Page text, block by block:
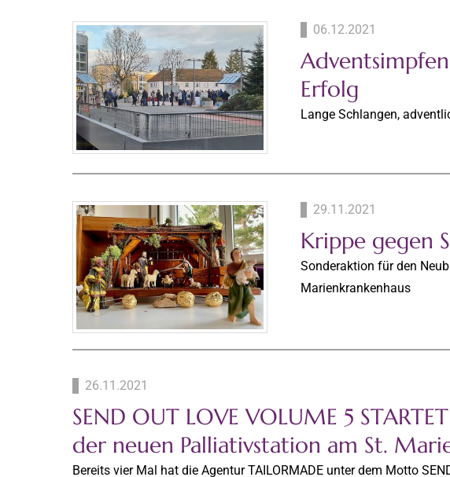
06.12.2021
Erfolg
Lange Schlangen,
29.11.2021
Krippe gegen
Sonderaktion für den
Marienkrankenhaus
26.11.2021
SEND OUT LOVE VOLUME 5
der neuen Palliativstation am St.
Bereits vier Mal hat die Agentur TAILORMADE unter dem Motto